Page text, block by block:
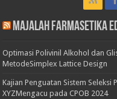
Majalah Farmasetika
Optimasi Polivinil Alkohol dan
MetodeSimplex Lattice Design
Kajian Penguatan Sistem Seleksi
XYZMengacu pada CPOB 2024